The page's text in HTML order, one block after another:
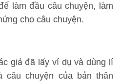
làm đầu câu chuyện, làm
cho câu chuyện.
giả đã lấy ví dụ và dùng lí
câu chuyện của bản thân